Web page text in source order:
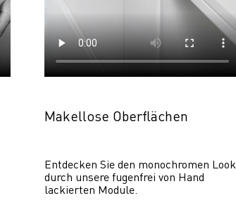
Makellose Oberflächen
Entdecken Sie den monochromen Look
durch unsere fugenfrei von Hand
lackierten Module.